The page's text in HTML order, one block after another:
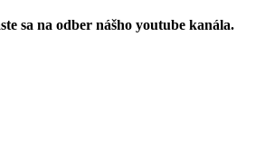
sa na odber nášho youtube kanála.